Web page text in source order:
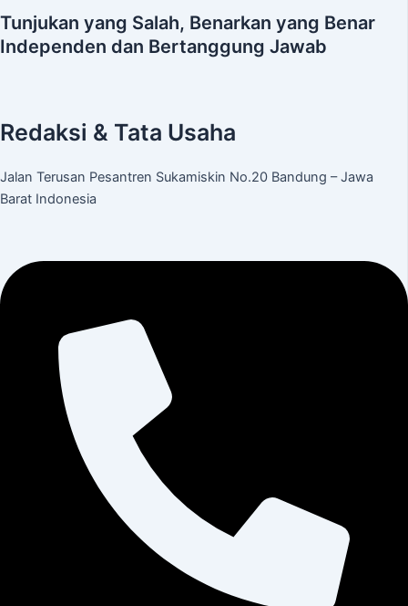
Tunjukan yang Salah, Benarkan yang Benar
Independen dan Bertanggung Jawab
Redaksi & Tata Usaha
Jalan Terusan Pesantren Sukamiskin No.20 Bandung – Jawa
Barat Indonesia